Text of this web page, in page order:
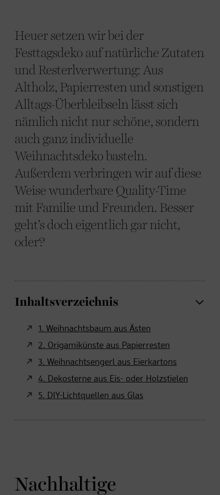
Heuer setzen wir bei der
Festtagsdeko auf natürliche Zutaten
und Resterlverwertung: Aus
Altholz, Papierresten und sonstigen
Alltags-Überbleibseln lässt sich
nämlich nicht nur schöne, sondern
auch ganz individuelle
Weihnachtsdeko basteln.
Außerdem verbringen wir auf diese
Weise wunderbare Quality-Time
mit Familie und Freunden. Besser
geht’s doch eigentlich gar nicht,
oder?
Inhaltsverzeichnis
1. Weihnachtsbaum aus Ästen
2. Origamikünste aus Papierresten
3. Weihnachtsengerl aus Eierkartons
4. Dekosterne aus Eis- oder Holzstielen
5. DIY-Lichtquellen aus Glas
Nachhaltige